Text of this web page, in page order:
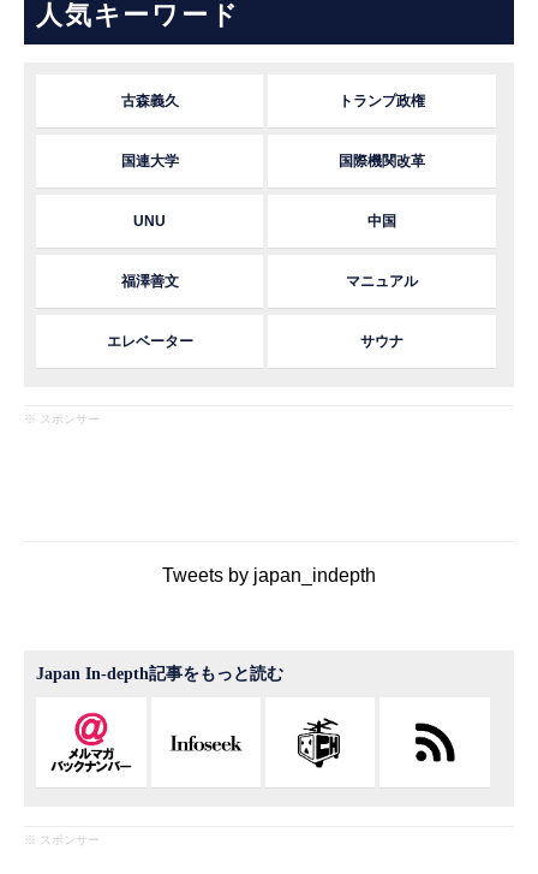
人気キーワード
古森義久 トランプ政権
国連大学 国際機関改革
UNU 中国
福澤善文 マニュアル
エレベーター サウナ
※ スポンサー
Tweets by japan_indepth
Japan In-depth記事をもっと読む
※ スポンサー